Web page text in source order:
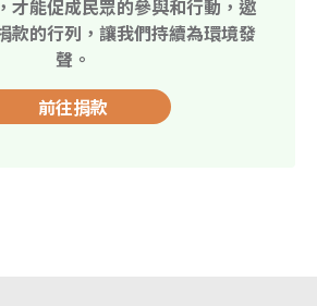
才能促成民眾的參與和行動，邀
款的行列，讓我們持續為環境發
聲。
前往捐款